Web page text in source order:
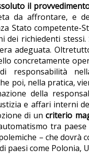
il
da affrontare,
Stato
dei richiedenti
adeguata.
concretamente
responsabilità
poi, nella pratica,
della
e affari interni
di uncriterio
tra
– che dovrà
come Polonia,